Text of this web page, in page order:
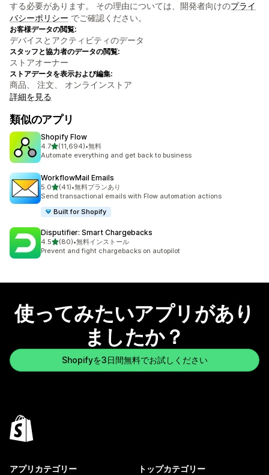
する必要があります。 その理由については、開発者向けのプライ
バシーポリシー でご確認ください。
お客様データの閲覧:
デバイスとアクティビティのデータ
スタッフと協力者のデータの閲覧:
ストアオーナー
ストアデータを表示および編集:
商品、 注文、 オンラインストア
詳細を見る
類似のアプリ
Shopify Flow
4.75つ星中
(11,694)
合計レビュー数：11694件
•無料
Automate everything and get back to business
WorkflowMail Emails
5.05つ星中
(41)
合計レビュー数：41件
•無料プランあり
Send transactional emails with Flow automation actions
Built for Shopify
Disputifier: Smart Chargebacks
4.55つ星中
(80)
合計レビュー数：80件
•無料インストール
Prevent and fight chargebacks on autopilot
使ってみたいアプリがあり
ましたか？
Shopifyを3日間無料でお試しください
アプリカテゴリー トップカテゴリー